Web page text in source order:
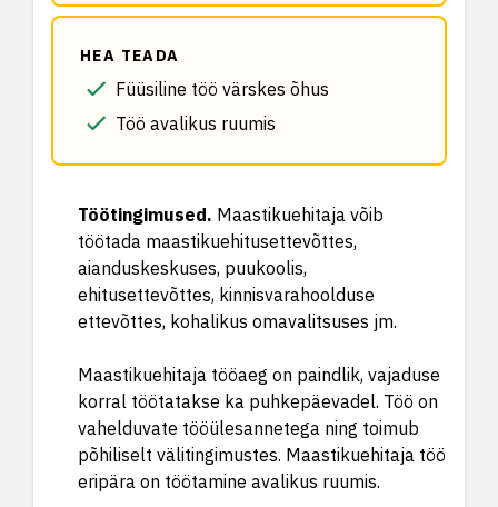
HEA TEADA
Füüsiline töö värskes õhus
Töö avalikus ruumis
Töötingimused. Maastikuehitaja võib
töötada maastikuehitusettevõttes,
aianduskeskuses, puukoolis,
ehitusettevõttes, kinnisvarahoolduse
ettevõttes, kohalikus omavalitsuses jm.
Maastikuehitaja tööaeg on paindlik, vajaduse
korral töötatakse ka puhkepäevadel. Töö on
vahelduvate tööülesannetega ning toimub
põhiliselt välitingimustes. Maastikuehitaja töö
eripära on töötamine avalikus ruumis.